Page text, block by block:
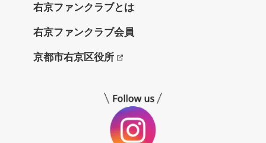
と
右京ファンクラブとは
右京ファンクラブ会員
京都市右京区役所